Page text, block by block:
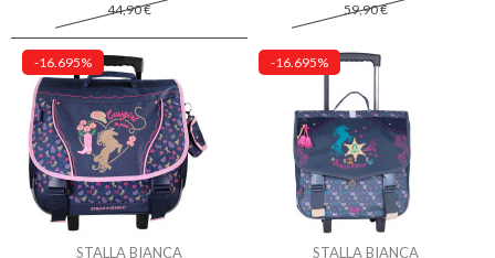
44,90 € 59,90 €
-16.695%
STALLA BIANCA
-16.695%
STALLA BIANCA